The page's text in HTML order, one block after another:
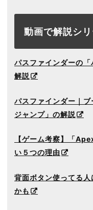
動画で解説シ
パスファインダーの「
解説
パスファインダー｜
ジャンプ」の解説
【ゲーム考察】「
い５つの理由
背面ボタン使ってる
かも